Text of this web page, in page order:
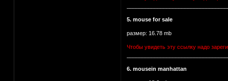
5. mouse for sale
размер: 16.78 mb
Чтобы увидеть эту ссылку надо
6. mousein manhattan